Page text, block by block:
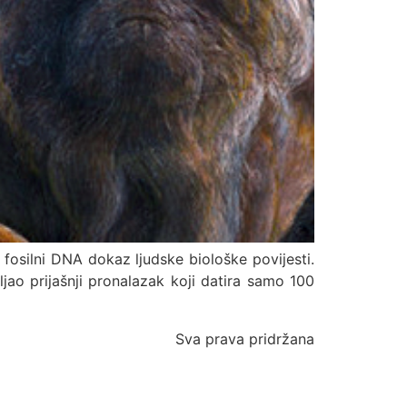
DNA dokaz ljudske biološke povijesti.
prijašnji pronalazak koji datira samo 100
Sva prava pridržana